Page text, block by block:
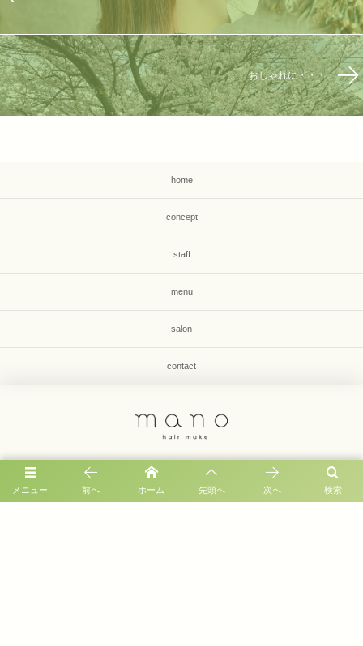
おしゃれに・・・
メニュー 検索
前へ ホーム 先頭へ 次へ
home
concept
staff
menu
salon
contact
福岡市早良区有田1-33-8 第2毛利コーポ1F
092-836-8649